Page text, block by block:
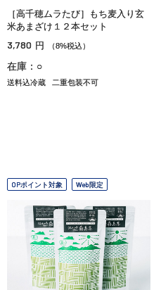
［高千穂ムラたび］もち麦入り玄
米あまざけ１２本セット
3,780 円 （8%税込）
在庫：○
送料込冷蔵 二重包装不可
OPポイント対象 Web限定